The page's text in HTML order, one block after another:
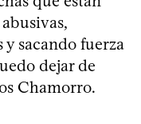
sacando fuerza
dejar de
Chamorro.